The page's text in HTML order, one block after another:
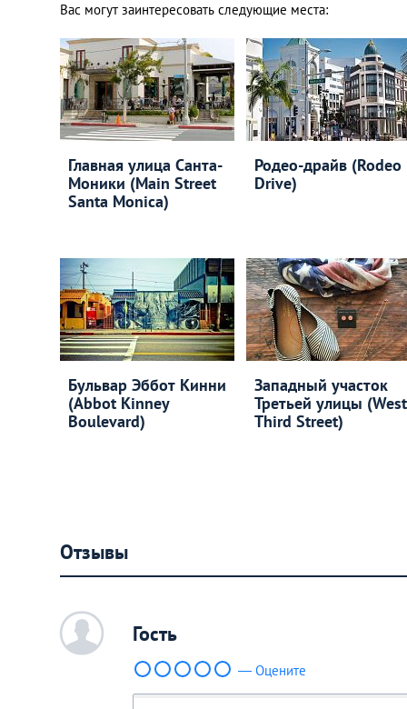
Вас могут заинтересовать следующие места:
Главная улица Санта-
Моники (Main Street
Santa Monica)
Родео-драйв (Rodeo
Drive)
Бульвар Эббот Кинни
(Abbot Kinney
Boulevard)
Западный участок
Третьей улицы (West
Third Street)
Отзывы
c Гость
— Оцените